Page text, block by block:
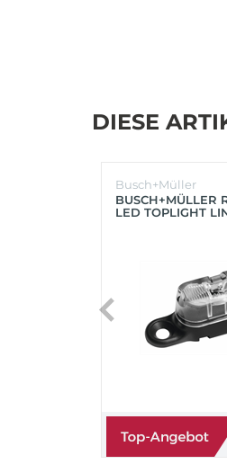
DIESE
Busch+Müller
BUSCH+MÜLLER
LED TOPLIGHT